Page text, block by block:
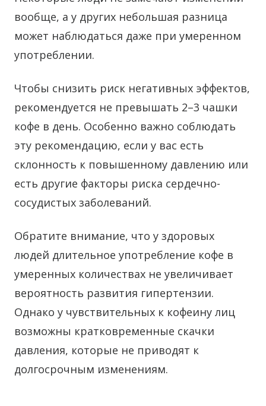
вообще, а у других небольшая разница
может наблюдаться даже при умеренном
употреблении.
Чтобы снизить риск негативных эффектов,
рекомендуется не превышать 2–3 чашки
кофе в день. Особенно важно соблюдать
эту рекомендацию, если у вас есть
склонность к повышенному давлению или
есть другие факторы риска сердечно-
сосудистых заболеваний.
Обратите внимание, что у здоровых
людей длительное употребление кофе в
умеренных количествах не увеличивает
вероятность развития гипертензии.
Однако у чувствительных к кофеину лиц
возможны кратковременные скачки
давления, которые не приводят к
долгосрочным изменениям.